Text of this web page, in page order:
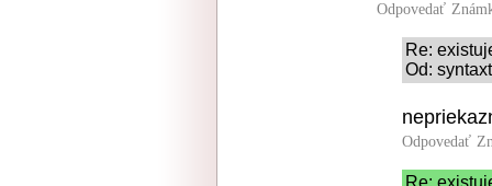
Odpovedať
Re:
Od:
Odpovedať
Re: